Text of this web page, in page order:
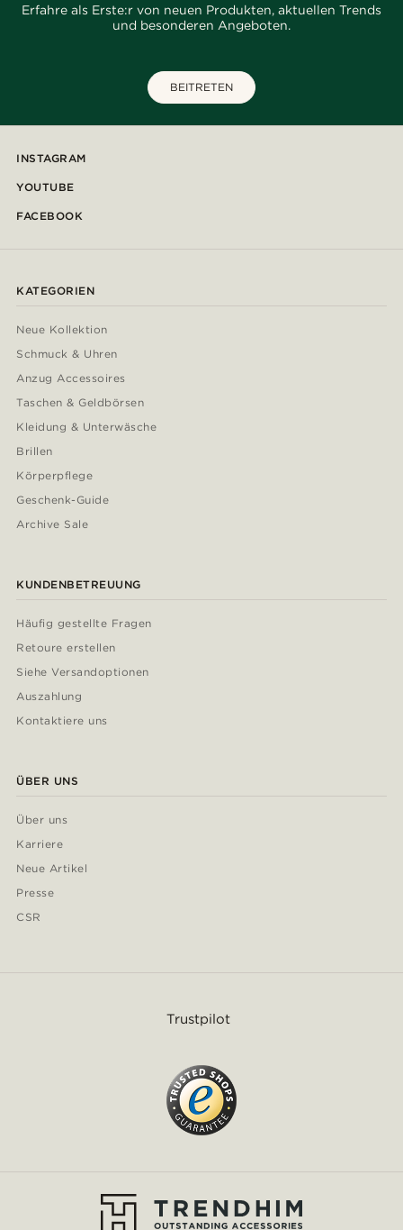
Erfahre als Erste:r von neuen Produkten, aktuellen Trends
und besonderen Angeboten.
BEITRETEN
INSTAGRAM
YOUTUBE
FACEBOOK
KATEGORIEN
Neue Kollektion
Schmuck & Uhren
Anzug Accessoires
Taschen & Geldbörsen
Kleidung & Unterwäsche
Brillen
Körperpflege
Geschenk-Guide
Archive Sale
KUNDENBETREUUNG
Häufig gestellte Fragen
Retoure erstellen
Siehe Versandoptionen
Auszahlung
Kontaktiere uns
ÜBER UNS
Über uns
Karriere
Neue Artikel
Presse
CSR
Trustpilot